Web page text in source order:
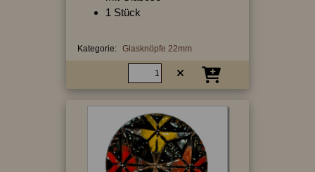
1 Stück
Kategorie: Glasknöpfe 22mm